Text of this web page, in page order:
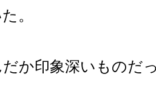
。
か印象深いものだ